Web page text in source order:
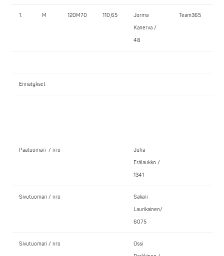
1. M 120M70 110,65
Jorma
Kanerva /
48
Team365
Ennätykset
Päätuomari / nro
Juha
Erälaukko /
1341
Sivutuomari / nro
Sakari
Laurikainen/
6075
Sivutuomari / nro
Ossi